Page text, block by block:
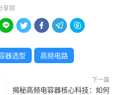
享到
    
器选型 高频电路
下一篇
揭秘高频电容器核心科技：如何